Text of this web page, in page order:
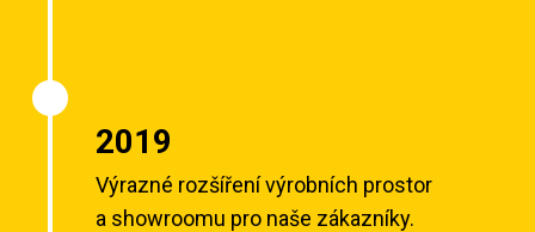
2019
Výrazné rozšíření výrobních prostor
a showroomu pro naše zákazníky.